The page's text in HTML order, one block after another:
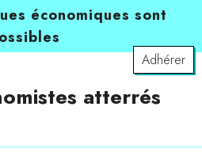
économiques sont
Adhérer
atterrés